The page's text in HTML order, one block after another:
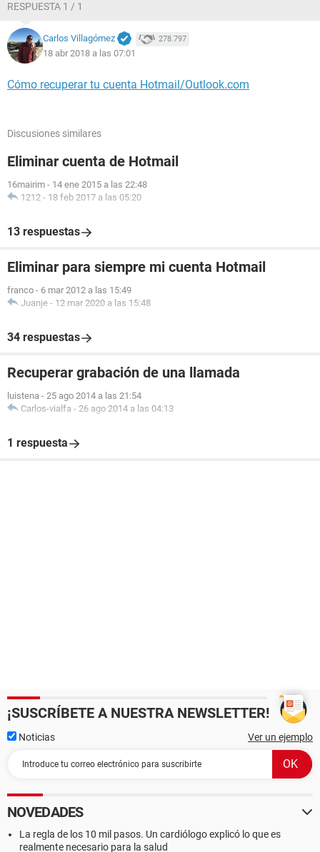
RESPUESTA 1 / 1
Carlos Villagómez 278.797
18 abr 2018 a las 07:01
Cómo recuperar tu cuenta Hotmail/Outlook.com
Discusiones similares
Eliminar cuenta de Hotmail
16mairim - 14 ene 2015 a las 22:48
1212 - 18 feb 2017 a las 05:20
13 respuestas
Eliminar para siempre mi cuenta Hotmail
franco - 6 mar 2012 a las 15:49
Juanje - 12 mar 2020 a las 15:48
34 respuestas
Recuperar grabación de una llamada
luistena - 25 ago 2014 a las 21:54
Carlos-vialfa - 26 ago 2014 a las 04:13
1 respuesta
¡SUSCRÍBETE A NUESTRA NEWSLETTER!
Noticias Ver un ejemplo
NOVEDADES
La regla de los 10 mil pasos. Un cardiólogo explicó lo que es
realmente necesario para la salud